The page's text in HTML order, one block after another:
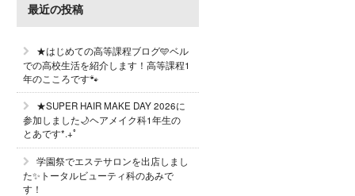
最近の投稿
★はじめての高等課程ブログ🩵ベル
での高校生活を紹介します！高等課程1
年のこころです🐾
★SUPER HAIR MAKE DAY 2026に
参加しました🌙ヘアメイク科1年生の
とあです*.+ﾟ
学園祭でエステサロンを出店しまし
た✨トータルビューティ科のあみで
す！